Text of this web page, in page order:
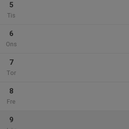
5
Tis
6
Ons
7
Tor
8
Fre
9